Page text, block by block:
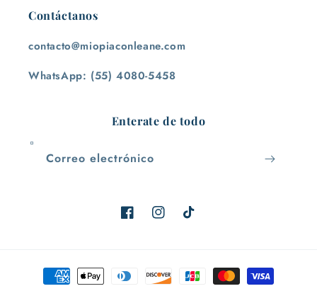
Contáctanos
contacto@miopiaconleane.com
WhatsApp: (55) 4080-5458
Enterate de todo
Correo electrónico
FacebookInstagramTikTok
Formas